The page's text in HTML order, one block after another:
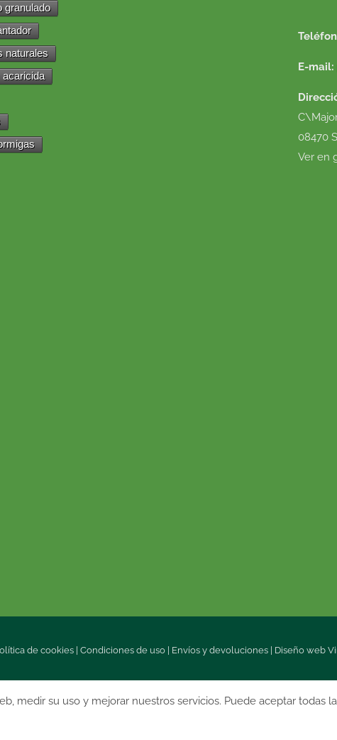
granulado
naturales
acaricida
E-mail:
08470
Ver en
de cookies| Condiciones de uso| Envíos y devoluciones| Diseño web
medir su uso y mejorar nuestros servicios. Puede aceptar todas